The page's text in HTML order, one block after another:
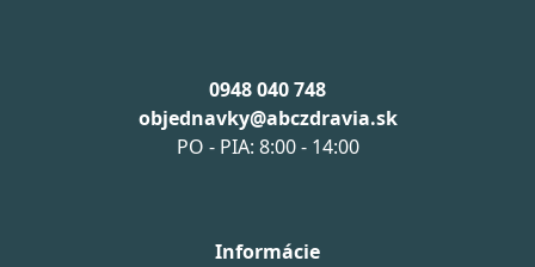
0948 040 748
objednavky@abczdravia.sk
PO - PIA: 8:00 - 14:00
Informácie